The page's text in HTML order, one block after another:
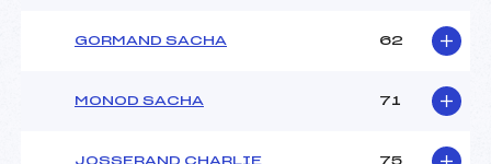
GORMAND SACHA 62
MONOD SACHA 71
JOSSERAND CHARLIE 75